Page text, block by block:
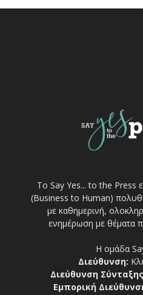
Το Say Yes... to the Press
(Business to Human)
με καθημερινή,
ενημέρωση με θέματα
Η ομάδα
Διεύθυνση:
Διεύθυνση
Εμπορική